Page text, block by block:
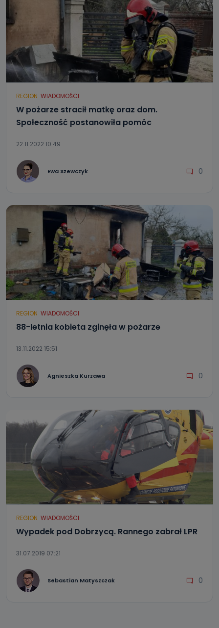
REGION WIADOMOŚCI
W pożarze stracił matkę oraz dom.
Społeczność postanowiła pomóc
22.11.2022 10:49
Ewa Szewczyk 0
REGION WIADOMOŚCI
88-letnia kobieta zginęła w pożarze
13.11.2022 15:51
Agnieszka Kurzawa 0
REGION WIADOMOŚCI
Wypadek pod Dobrzycą. Rannego zabrał LPR
31.07.2019 07:21
Sebastian Matyszczak 0